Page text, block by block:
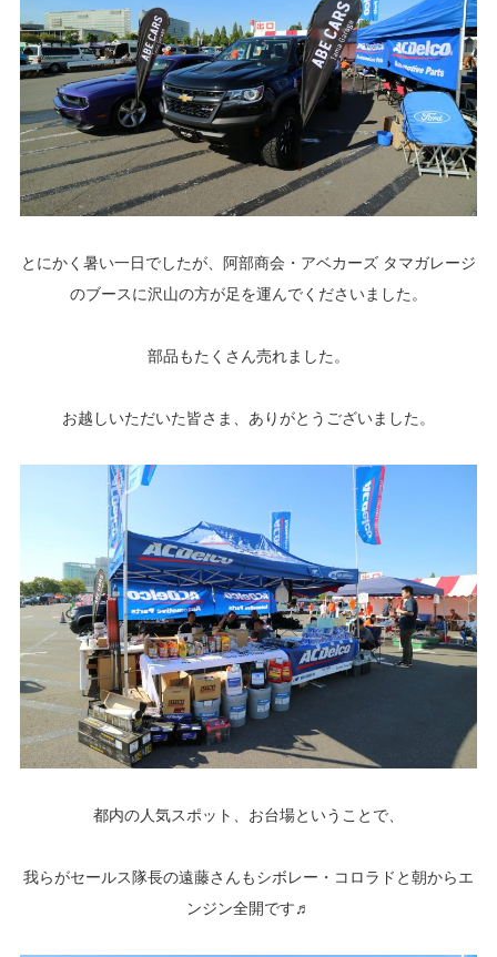
とにかく暑い一日でしたが、阿部商会・アベカーズ タマガレージ
のブースに沢山の方が足を運んでくださいました。
部品もたくさん売れました。
お越しいただいた皆さま、ありがとうございました。
都内の人気スポット、お台場ということで、
我らがセールス隊長の遠藤さんもシボレー・コロラドと朝からエ
ンジン全開です♬